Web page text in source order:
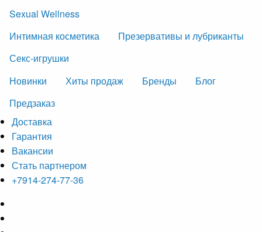
Sexual Wellness
Интимная косметика
Презервативы и лубриканты
Секс-игрушки
Новинки
Хиты продаж Бренды
Блог
Предзаказ
Доставка
Гарантия
Вакансии
Стать партнером
+7914-274-77-36